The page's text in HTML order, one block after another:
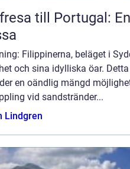
till Portugal:
Filippinerna, beläget i
och sina idylliska öar.
en oändlig mängd
vid sandstränder...
Lindgren